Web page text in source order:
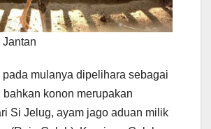
mulanya dipelihara sebagai
bahkan konon merupakan
Si Jelug, ayam jago aduan milik